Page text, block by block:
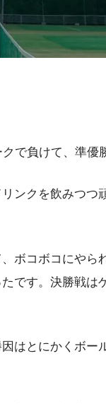
で負けて、準優
ンクを飲みつつ
ボコボコにやら
です。決勝戦は
はとにかくボー